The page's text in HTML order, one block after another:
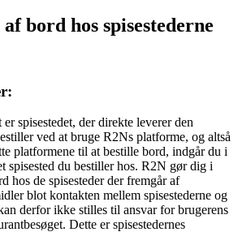
bord hos spisestederne
spisestedet, der direkte leverer den
ved at bruge R2Ns platforme, og altså
platformene til at bestille bord, indgår du i
spisested du bestiller hos. R2N gør dig i
hos de spisesteder der fremgår af
blot kontakten mellem spisestederne og
derfor ikke stilles til ansvar for brugerens
Dette er spisestedernes